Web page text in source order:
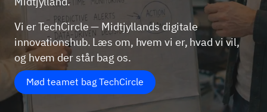
Vi er TechCircle — Midtjyllands digitale
innovationshub. Læs om, hvem vi er, hvad vi vil,
og hvem der står bag os.
Mød teamet bag TechCircle